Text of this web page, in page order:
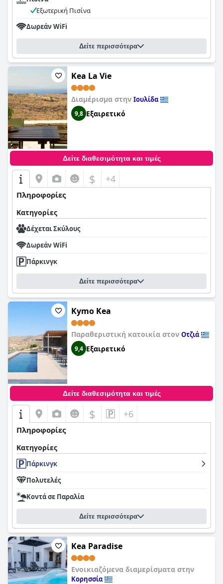
Εξωτερική Πισίνα
Δωρεάν WiFi
Δείτε περισσότερα
Kea La Vie
Διαμέρισμα στην Ιουλίδα
9,8 Εξαιρετικό
Δείτε διαθεσιμότητα και τιμές
$ +4
Πληροφορίες
Κατηγορίες
Δέχεται Σκύλους
Δωρεάν WiFi
Πάρκινγκ
Δείτε περισσότερα
Kymo Kea
Παραθεριστική κατοικία στον Οτζιά
9,4 Εξαιρετικό
Δείτε διαθεσιμότητα και τιμές
$ +6
Πληροφορίες
Κατηγορίες
Πάρκινγκ
Πολυτελές
Κοντά σε Παραλία
Δείτε περισσότερα
Kea Paradise
Ενοικιαζόμενα διαμερίσματα στην
Κορησσία